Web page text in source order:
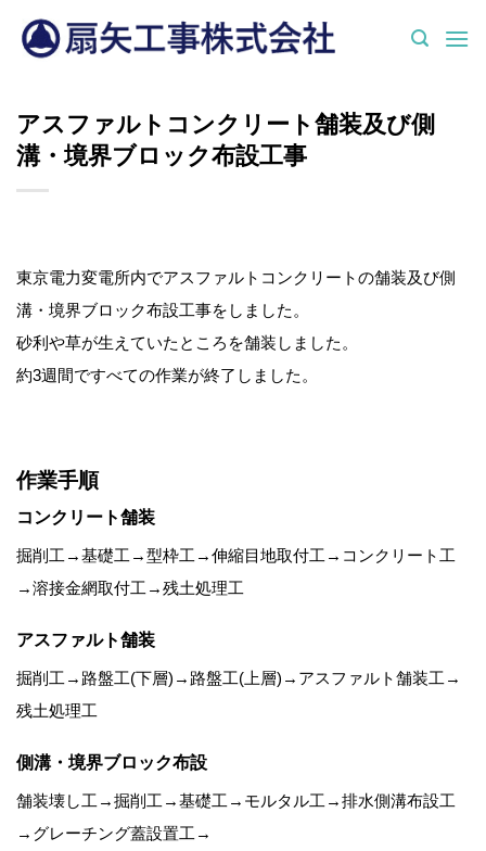
アスファルトコンクリート舗装及び側
溝・境界ブロック布設工事
東京電力変電所内でアスファルトコンクリートの舗装及び側
溝・境界ブロック布設工事をしました。
砂利や草が生えていたところを舗装しました。
約3週間ですべての作業が終了しました。
作業手順
コンクリート舗装
掘削工→基礎工→型枠工→伸縮目地取付工→コンクリート工
→溶接金網取付工→残土処理工
アスファルト舗装
掘削工→路盤工(下層)→路盤工(上層)→アスファルト舗装工→
残土処理工
側溝・境界ブロック布設
舗装壊し工→掘削工→基礎工→モルタル工→排水側溝布設工
→グレーチング蓋設置工→